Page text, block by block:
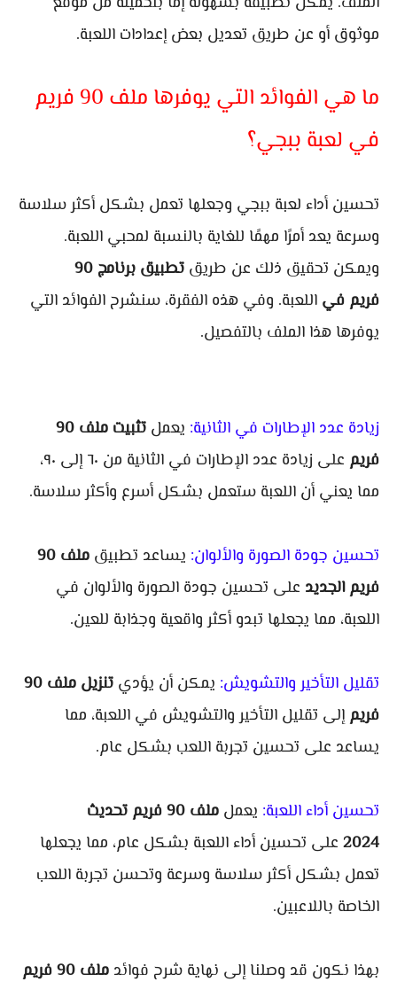
موثوق أو عن طريق تعديل بعض إعدادات اللعبة.
ما هي الفوائد التي يوفرها ملف 90 فريم
في لعبة ببجي؟
تحسين أداء لعبة ببجي وجعلها تعمل بشكل أكثر سلاسة
وسرعة يعد أمرًا مهمًا للغاية بالنسبة لمحبي اللعبة.
ويمكن تحقيق ذلك عن طريق
تطبيق برنامج 90
فريم في اللعبة. وفي هذه الفقرة، سنشرح الفوائد التي
يوفرها هذا الملف بالتفصيل.
زيادة عدد الإطارات في الثانية: يعمل
تثبيت ملف 90
فريم
على زيادة عدد الإطارات في الثانية من ٦٠ إلى ٩٠،
مما يعني أن اللعبة ستعمل بشكل أسرع وأكثر سلاسة.
تحسين جودة الصورة والألوان: يساعد تطبيق
ملف 90
فريم الجديد على تحسين جودة الصورة والألوان في
اللعبة، مما يجعلها تبدو أكثر واقعية وجذابة للعين.
تقليل التأخير والتشويش: يمكن أن يؤدي
تنزيل ملف 90
فريم إلى تقليل التأخير والتشويش في اللعبة، مما
يساعد على تحسين تجربة اللعب بشكل عام.
تحسين أداء اللعبة: يعمل
ملف 90 فريم تحديث
2024 على تحسين أداء اللعبة بشكل عام، مما يجعلها
تعمل بشكل أكثر سلاسة وسرعة وتحسن تجربة اللعب
الخاصة باللاعبين.
بهذا نكون قد وصلنا إلى نهاية شرح فوائد ملف 90 فريم